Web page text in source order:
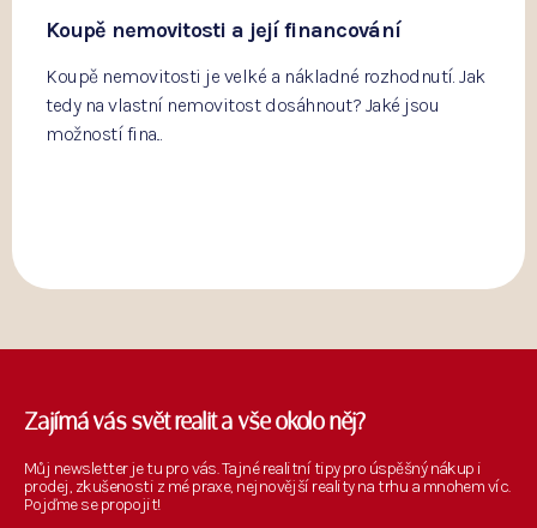
Koupě nemovitosti a její financování
Koupě nemovitosti je velké a nákladné rozhodnutí. Jak
tedy na vlastní nemovitost dosáhnout? Jaké jsou
možností fina...
Zajímá vás svět realit a vše okolo něj?
Můj newsletter je tu pro vás. Tajné realitní tipy pro úspěšný nákup i
prodej, zkušenosti z mé praxe, nejnovější reality na trhu a mnohem víc.
Pojďme se propojit!